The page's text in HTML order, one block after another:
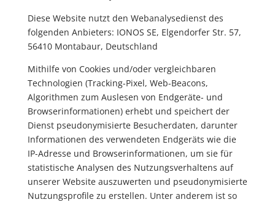
Diese Website nutzt den Webanalysedienst des
folgenden Anbieters: IONOS SE, Elgendorfer Str. 57,
56410 Montabaur, Deutschland
Mithilfe von Cookies und/oder vergleichbaren
Technologien (Tracking-Pixel, Web-Beacons,
Algorithmen zum Auslesen von Endgeräte- und
Browserinformationen) erhebt und speichert der
Dienst pseudonymisierte Besucherdaten, darunter
Informationen des verwendeten Endgeräts wie die
IP-Adresse und Browserinformationen, um sie für
statistische Analysen des Nutzungsverhaltens auf
unserer Website auszuwerten und pseudonymisierte
Nutzungsprofile zu erstellen. Unter anderem ist so